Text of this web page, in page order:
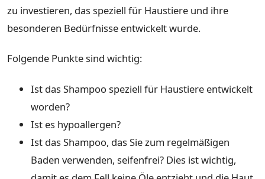
zu investieren, das speziell für Haustiere und ihre
besonderen Bedürfnisse entwickelt wurde.
Folgende Punkte sind wichtig:
Ist das Shampoo speziell für Haustiere entwickelt
worden?
Ist es hypoallergen?
Ist das Shampoo, das Sie zum regelmäßigen
Baden verwenden, seifenfrei? Dies ist wichtig,